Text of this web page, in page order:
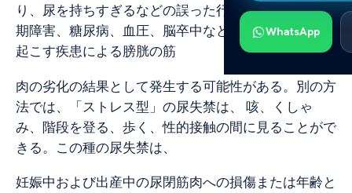
WhatsApp
り、尿を持ちすぎるなどの誤った行動、 および更年
期障害、糖尿病、血圧、脳卒中などの神経損傷を引き
起こす疾患による膀胱の筋
肉の劣化の結果として発生する可能性がある。別の方
法では、「ストレス型」の尿失禁は、 咳、くしゃ
み、階段を登る、歩く、性的接触の間に見ることがで
きる。この種の尿失禁は、
妊娠中および出産中の尿閉筋肉への損傷または年齢と